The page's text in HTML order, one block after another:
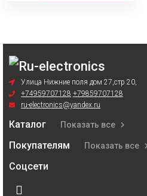
Улица Нижние поля дом 27,стр 20,
+74959707128 +79859707128
ru-electronics@yandex.ru
Каталог Показать все
Покупателям Показать все
Соцсети